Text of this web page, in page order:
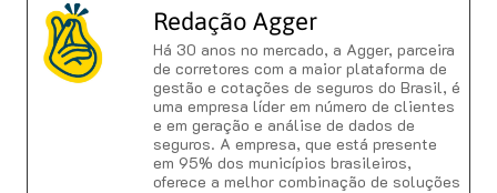
Redação Agger
Há 30 anos no mercado, a Agger, parceira
de corretores com a maior plataforma de
gestão e cotações de seguros do Brasil, é
uma empresa líder em número de clientes
e em geração e análise de dados de
seguros. A empresa, que está presente
em 95% dos municípios brasileiros,
oferece a melhor combinação de soluções